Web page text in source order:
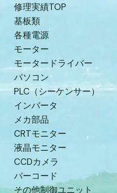
修理実績TOP
基板類
各種電源
モーター
モータードライバー
パソコン
PLC（シーケンサー）
インバータ
メカ部品
CRTモニター
液晶モニター
CCDカメラ
バーコード
その他制御ユニット